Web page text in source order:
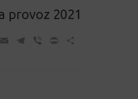
provoz 2021
Email Telegram
Viber Print